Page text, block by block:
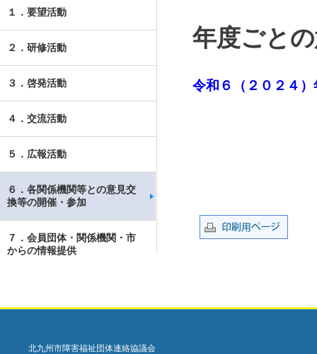
年度ごと
令和６（２０２４
１．要望活動
２．研修活動
３．啓発活動
４．交流活動
５．広報活動
６．各関係機関等との意見交
換等の開催・参加
７．会員団体・関係機関・市
からの情報提供
北九州市障害福祉団体連絡協議会